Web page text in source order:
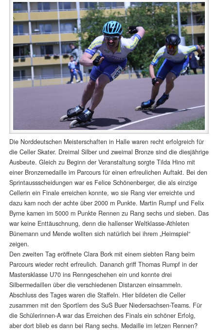
Die Norddeutschen Meisterschaften in Halle waren recht erfolgreich für
die Celler Skater. Dreimal Silber und zweimal Bronze sind die diesjährige
Ausbeute. Gleich zu Beginn der Veranstaltung sorgte Tilda Hino mit
einer Bronzemedaille im Parcours für einen erfreulichen Auftakt. Bei den
Sprintaussscheidungen war es Felice Schönenberger, die als einzige
Cellerin ein Finale erreichen konnte, wo sie Rang vier erreichte und
dazu kam noch der achte über 2000 m Punkte. Martin Rumpf und Felix
Byrne kamen im 5000 m Punkte Rennen zu Rang sechs und sieben. Das
war keine Enttäuschnung, denn die hallenser Weltklasse-Athleten
Bünemann und Mende wollten sich natürlich bei ihrem „Heimspiel“
zeigen.
Den zweiten Tag eröffnete Clara Bork mit einem siebten Rang beim
Parcours wieder recht erfreulich. Dananch griff Thomas Rumpf in der
Mastersklasse U70 ins Renngeschehen ein und konnte drei
Silbermedaillen über die verschiedenen Distanzen einsammeln.
Abschluss des Tages waren die Staffeln. Hier bildeten die Celler
zusammen mit den Sportlern des SuS Buer Niedersachsen-Teams. Für
die Schülerinnen-A war das Erreichen des Finals ein schöner Erfolg,
aber dort blieb es dann bei Rang sechs. Medaille im letzen Rennen?